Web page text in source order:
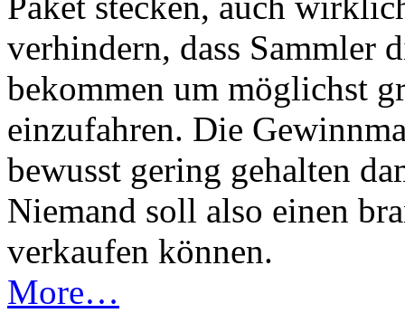
verhindern, dass Sammler
bekommen um möglichst
einzufahren. Die
bewusst gering gehalten
Niemand soll also einen
verkaufen können.
More…